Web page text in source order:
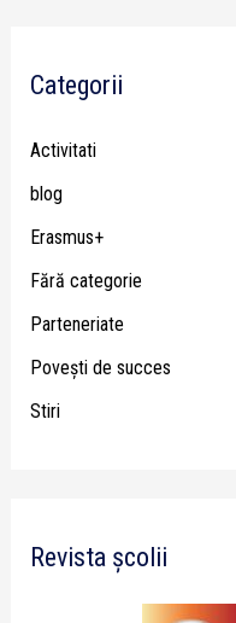
Categorii
Activitati
blog
Erasmus+
Fără categorie
Parteneriate
Poveşti de succes
Stiri
Revista școlii